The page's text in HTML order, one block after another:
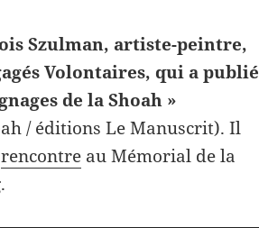
Szulman, artiste-peintre,
Volontaires, qui a publié
de la Shoah »
/ éditions Le Manuscrit). Il
rencontre auMémorial de la